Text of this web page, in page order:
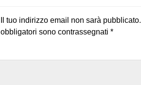
Il tuo indirizzo email non sarà pubblicato.
obbligatori sono contrassegnati *